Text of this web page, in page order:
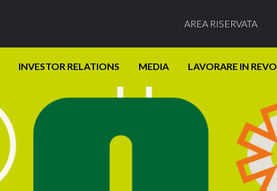
AREA RISERVATA
INVESTOR RELATIONS MEDIA LAVORARE IN REVO